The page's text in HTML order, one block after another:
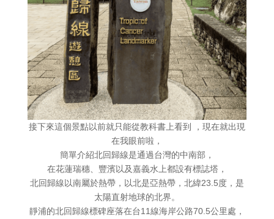
接下來這個景點以前就只能從教科書上看到 ，現在就出現
在我眼前啦，
簡單介紹北回歸線是通過台灣的中南部，
在花蓮瑞穗、豐濱以及嘉義水上都設有標誌塔，
北回歸線以南屬於熱帶，以北是亞熱帶，北緯23.5度，是
太陽直射地球的北界。
靜浦的北回歸線標碑座落在台11線海岸公路70.5公里處，